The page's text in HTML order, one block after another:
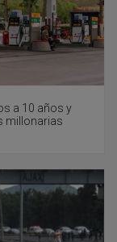
a 10 años y
millonarias